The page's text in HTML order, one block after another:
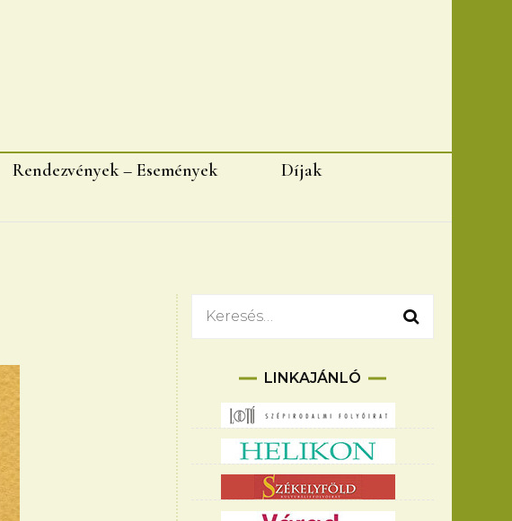
fiok
Rendezvények – Események
Díjak
Keresés:
LINKAJÁNLÓ